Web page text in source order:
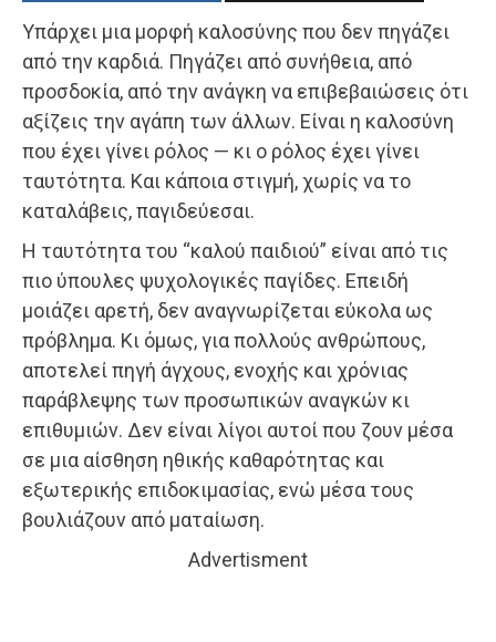
Υπάρχει μια μορφή καλοσύνης που δεν πηγάζει
από την καρδιά. Πηγάζει από συνήθεια, από
προσδοκία, από την ανάγκη να επιβεβαιώσεις ότι
αξίζεις την αγάπη των άλλων. Είναι η καλοσύνη
που έχει γίνει ρόλος — κι ο ρόλος έχει γίνει
ταυτότητα. Και κάποια στιγμή, χωρίς να το
καταλάβεις, παγιδεύεσαι.
Η ταυτότητα του “καλού παιδιού” είναι από τις
πιο ύπουλες ψυχολογικές παγίδες. Επειδή
μοιάζει αρετή, δεν αναγνωρίζεται εύκολα ως
πρόβλημα. Κι όμως, για πολλούς ανθρώπους,
αποτελεί πηγή άγχους, ενοχής και χρόνιας
παράβλεψης των προσωπικών αναγκών κι
επιθυμιών. Δεν είναι λίγοι αυτοί που ζουν μέσα
σε μια αίσθηση ηθικής καθαρότητας και
εξωτερικής επιδοκιμασίας, ενώ μέσα τους
βουλιάζουν από ματαίωση.
Advertisment